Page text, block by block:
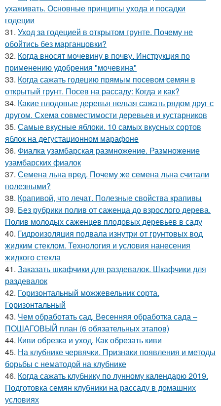
ухаживать. Основные принципы ухода и посадки
годеции
31. Уход за годецией в открытом грунте. Почему не
обойтись без марганцовки?
32. Когда вносят мочевину в почву. Инструкция по
применению удобрения "мочевина"
33. Когда сажать годецию прямым посевом семян в
открытый грунт. Посев на рассаду: Когда и как?
34. Какие плодовые деревья нельзя сажать рядом друг с
другом. Схема совместимости деревьев и кустарников
35. Самые вкусные яблоки. 10 самых вкусных сортов
яблок на дегустационном марафоне
36. Фиалка узамбарская размножение. Размножение
узамбарских фиалок
37. Семена льна вред. Почему же семена льна считали
полезными?
38. Крапивой, что лечат. Полезные свойства крапивы
39. Без рубрики полив от саженца до взрослого дерева.
Полив молодых саженцев плодовых деревьев в саду
40. Гидроизоляция подвала изнутри от грунтовых вод
жидким стеклом. Технология и условия нанесения
жидкого стекла
41. Заказать шкафчики для раздевалок. Шкафчики для
раздевалок
42. Горизонтальный можжевельник сорта.
Горизонтальный
43. Чем обработать сад. Весенняя обработка сада –
ПОШАГОВЫЙ план (6 обязательных этапов)
44. Киви обрезка и уход. Как обрезать киви
45. На клубнике червячки. Признаки появления и методы
борьбы с нематодой на клубнике
46. Когда сажать клубнику по лунному календарю 2019.
Подготовка семян клубники на рассаду в домашних
условиях